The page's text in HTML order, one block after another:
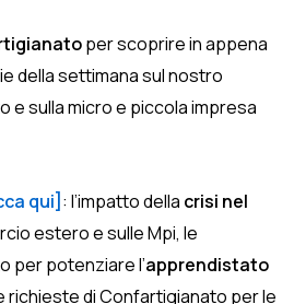
per scoprire in appena
della settimana sul nostro
e sulla micro e piccola impresa
qui] : l’impatto della crisi nel
estero e sulle Mpi, le
per potenziare l’apprendistato
di Confartigianato per le